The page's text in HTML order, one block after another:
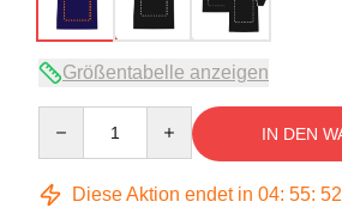
Größentabelle anzeigen
IN DEN
Diese Aktion endet in 04: 55: 51